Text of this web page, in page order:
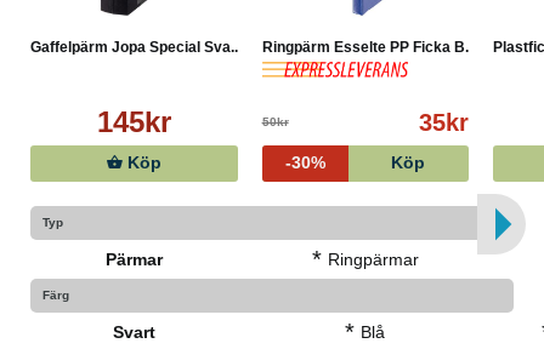
Gaffelpärm Jopa Special Sva...
145kr
Köp
Ringpärm Esselte PP Ficka B...
50kr 35kr
-30% Köp
Typ
Pärmar * Ringpärmar
Färg
Svart * Blå